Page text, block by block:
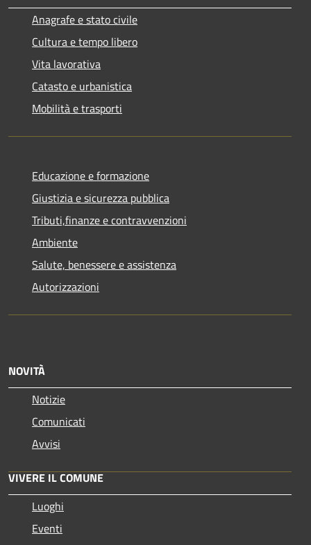
Anagrafe e stato civile
Cultura e tempo libero
Vita lavorativa
Catasto e urbanistica
Mobilità e trasporti
Educazione e formazione
Giustizia e sicurezza pubblica
Tributi,finanze e contravvenzioni
Ambiente
Salute, benessere e assistenza
Autorizzazioni
NOVITÀ
Notizie
Comunicati
Avvisi
VIVERE IL COMUNE
Luoghi
Eventi